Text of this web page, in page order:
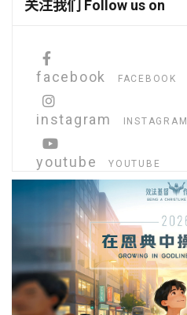
关注我们 Follow us on
facebook FACEBOOK
instagram INSTAGRAM
youtube YOUTUBE